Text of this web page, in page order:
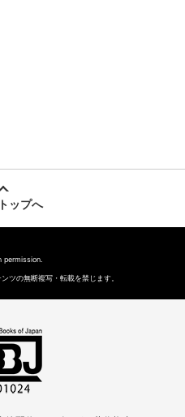
ップへ
ツの無断複写・転載を禁じます。